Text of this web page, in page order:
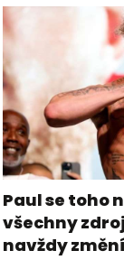
Paul se toho
všechny
navždy změní